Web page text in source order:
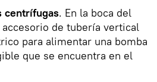
centrífugas. En la boca del
de tubería vertical
para alimentar una bomba
que se encuentra en el